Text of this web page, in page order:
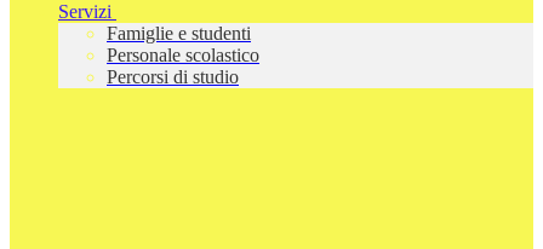
Servizi
Famiglie e studenti
Personale scolastico
Percorsi di studio